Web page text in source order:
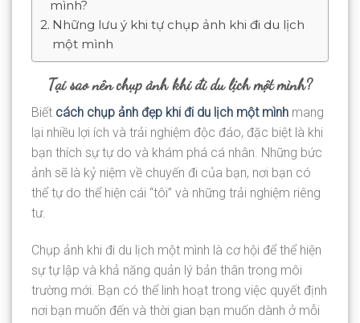
mình?
Những lưu ý khi tự chụp ảnh khi đi du lịch
một mình
Tại sao nên chụp ảnh khi đi du lịch một mình?
Biết cách chụp ảnh đẹp khi đi du lịch một mình mang
lại nhiều lợi ích và trải nghiệm độc đáo, đặc biệt là khi
bạn thích sự tự do và khám phá cá nhân. Những bức
ảnh sẽ là kỷ niệm về chuyến đi của bạn, nơi bạn có
thể tự do thể hiện cái “tôi” và những trải nghiệm riêng
tư.
Chụp ảnh khi đi du lịch một mình là cơ hội để thể hiện
sự tự lập và khả năng quản lý bản thân trong môi
trường mới. Bạn có thể linh hoạt trong việc quyết định
nơi bạn muốn đến và thời gian bạn muốn dành ở mỗi